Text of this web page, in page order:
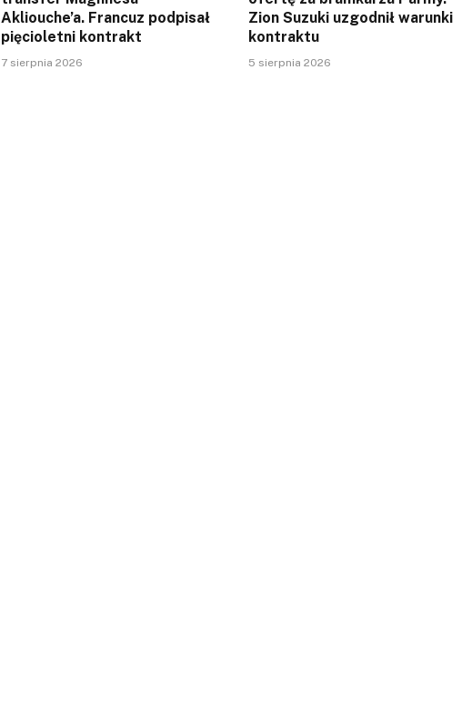
Akliouche’a. Francuz podpisał
pięcioletni kontrakt
7 sierpnia 2026
Zion Suzuki uzgodnił warunki
kontraktu
5 sierpnia 2026